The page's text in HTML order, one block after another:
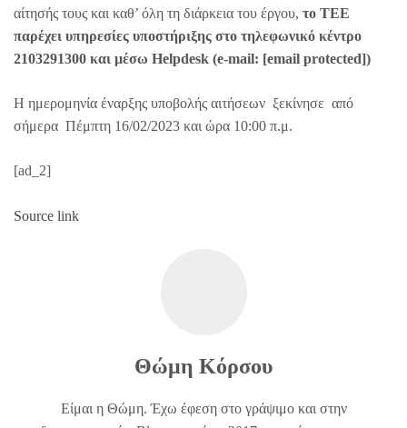
αίτησής τους και καθ’ όλη τη διάρκεια του έργου, το ΤΕΕ
παρέχει υπηρεσίες υποστήριξης στο τηλεφωνικό κέντρο
2103291300 και μέσω Helpdesk (e-mail: [email protected])
H ημερομηνία έναρξης υποβολής αιτήσεων ξεκίνησε από
σήμερα Πέμπτη 16/02/2023 και ώρα 10:00 π.μ.
[ad_2]
Source link
Θώμη Κόρσου
Είμαι η Θώμη. Έχω έφεση στο γράψιμο και στην